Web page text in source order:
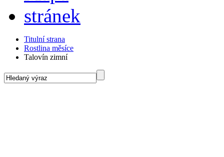
Titulní strana
Rostlina měsíce
Talovín zimní